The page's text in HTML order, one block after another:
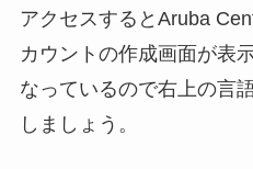
アクセスするとAruba
カウントの作成画面が表
なっているので右上の言
しましょう。